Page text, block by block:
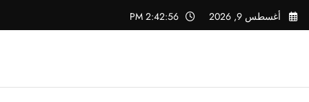
التجاوز
إلى
أغسطس 9, 2026 2:42:57 PM